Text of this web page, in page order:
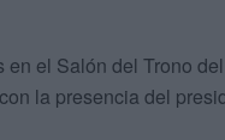
el Salón del Trono
la presencia del